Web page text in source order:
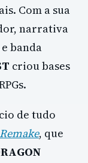
Com a sua
narrativa
banda
criou bases
de tudo
, que